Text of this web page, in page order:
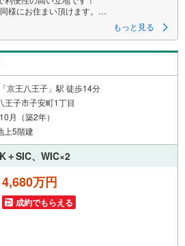
様にお住まい頂けます。
は憩いの空間としてお使い頂けますもっと見る
京王八王子」駅 徒歩14分
王子市子安町1丁目
月（築2年）
上5階建
＋SIC、WIC×2
4,680万円
成約でもらえる